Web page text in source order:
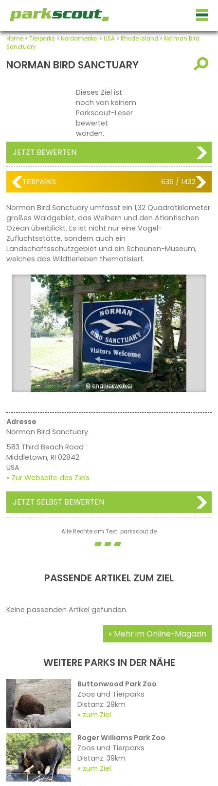
Home> Tierparks > Nordamerika > USA> Rhode Island > Norman Bird
Sanctuary
NORMAN BIRD SANCTUARY
Dieses Ziel ist
noch von keinem
Parkscout-Leser
bewertet
worden.
JETZT BEWERTEN
TIERPARKS 636 / 1432
Norman Bird Sanctuary umfasst ein 1,32 Quadratkilometer
großes Waldgebiet, das Weihern und den Atlantischen
Ozean überblickt. Es ist nicht nur eine Vogel-
Zufluchtsstätte, sondern auch ein
Landschaftsschutzgebiet und ein Scheunen-Museum,
welches das Wildtierleben thematisiert.
© charliekwalker
Adresse
Norman Bird Sanctuary
583 Third Beach Road
Middletown, RI 02842
USA
» Zur Webseite des Ziels
JETZT SELBST BEWERTEN
Alle Rechte am Text: parkscout.de
PASSENDE ARTIKEL ZUM ZIEL
Keine passenden Artikel gefunden.
Mehr im Online-Magazin
WEITERE PARKS IN DER NÄHE
Buttonwood Park Zoo
Zoos und Tierparks
Distanz: 29km
zum Ziel
Roger Williams Park Zoo
Zoos und Tierparks
Distanz: 39km
zum Ziel